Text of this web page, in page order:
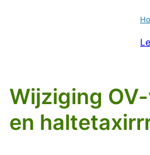
Wijziging
en